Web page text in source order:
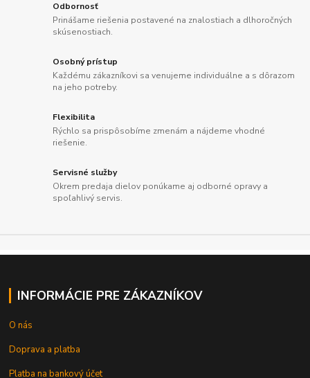
Odbornosť
Prinášame riešenia postavené na znalostiach a dlhoročných
skúsenostiach.
Osobný prístup
Každému zákazníkovi sa venujeme individuálne a s dôrazom
na jeho potreby.
Flexibilita
Rýchlo sa prispôsobíme zmenám a nájdeme vhodné
riešenie.
Servisné služby
Okrem predaja dielov ponúkame aj odborné opravy a
spoľahlivý servis.
INFORMÁCIE PRE ZÁKAZNÍKOV
O nás
Doprava a platba
Platba na bankový účet